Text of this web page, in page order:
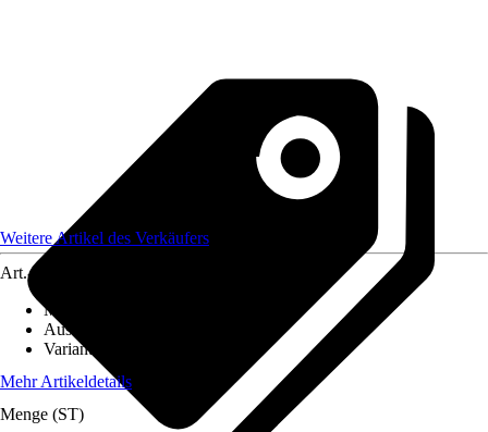
Weitere Artikel des Verkäufers
Art.-Nr.
Material
Ausführung
Variante
Mehr Artikeldetails
Menge (ST)